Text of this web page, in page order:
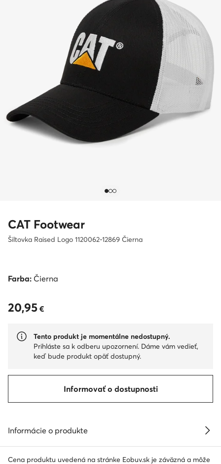
CAT Footwear
Šiltovka Raised Logo 1120062-12869 Čierna
Farba: Čierna
20,95 €
20,95 €
Tento produkt je momentálne nedostupný.
Prihláste sa k odberu upozornení. Dáme vám vedieť,
keď bude produkt opäť dostupný.
Informovať o dostupnosti
Informácie o produkte
Cena produktu uvedená na stránke Eobuv.sk je záväzná a môže